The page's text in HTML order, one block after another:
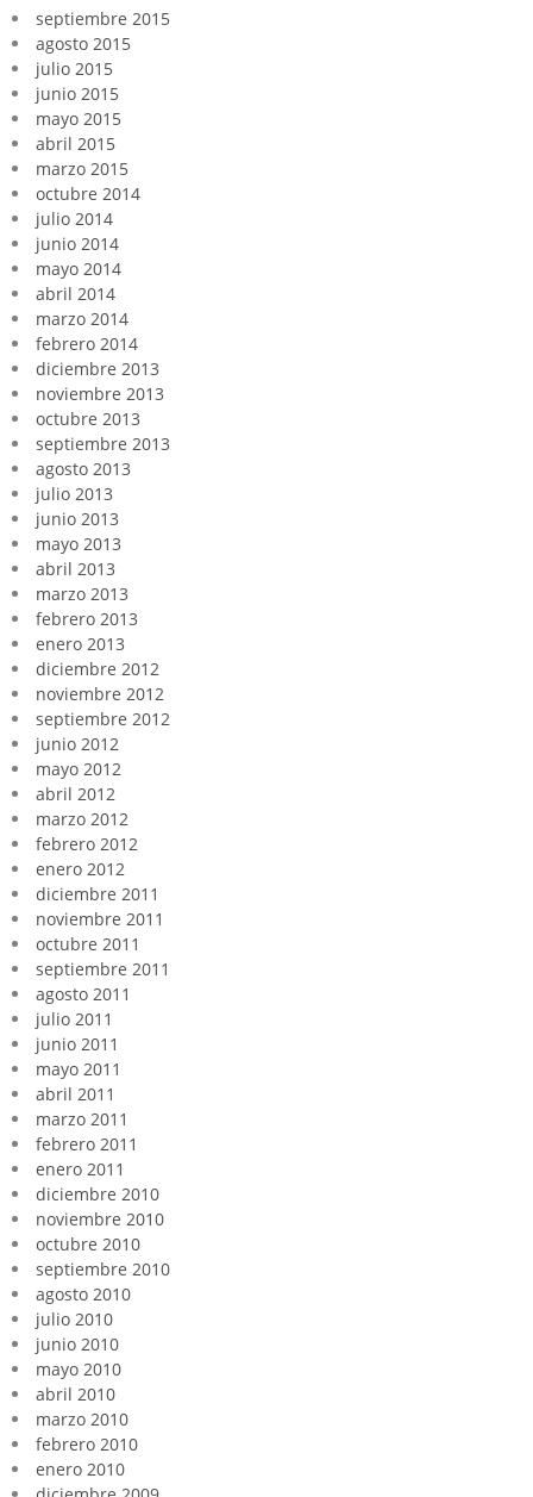
septiembre 2015
agosto 2015
julio 2015
junio 2015
mayo 2015
abril 2015
marzo 2015
octubre 2014
julio 2014
junio 2014
mayo 2014
abril 2014
marzo 2014
febrero 2014
diciembre 2013
noviembre 2013
octubre 2013
septiembre 2013
agosto 2013
julio 2013
junio 2013
mayo 2013
abril 2013
marzo 2013
febrero 2013
enero 2013
diciembre 2012
noviembre 2012
septiembre 2012
junio 2012
mayo 2012
abril 2012
marzo 2012
febrero 2012
enero 2012
diciembre 2011
noviembre 2011
octubre 2011
septiembre 2011
agosto 2011
julio 2011
junio 2011
mayo 2011
abril 2011
marzo 2011
febrero 2011
enero 2011
diciembre 2010
noviembre 2010
octubre 2010
septiembre 2010
agosto 2010
julio 2010
junio 2010
mayo 2010
abril 2010
marzo 2010
febrero 2010
enero 2010